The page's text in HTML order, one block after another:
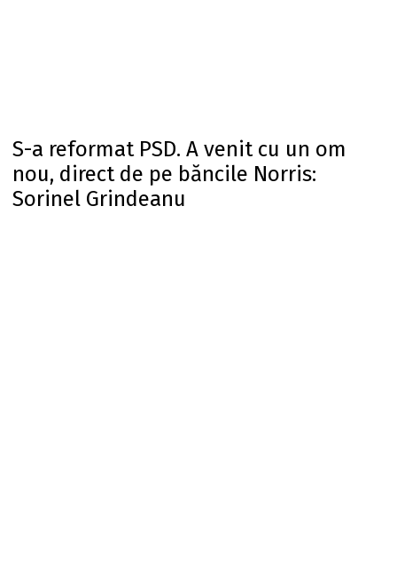
S-a reformat PSD. A venit cu un om
nou, direct de pe băncile Norris:
Sorinel Grindeanu